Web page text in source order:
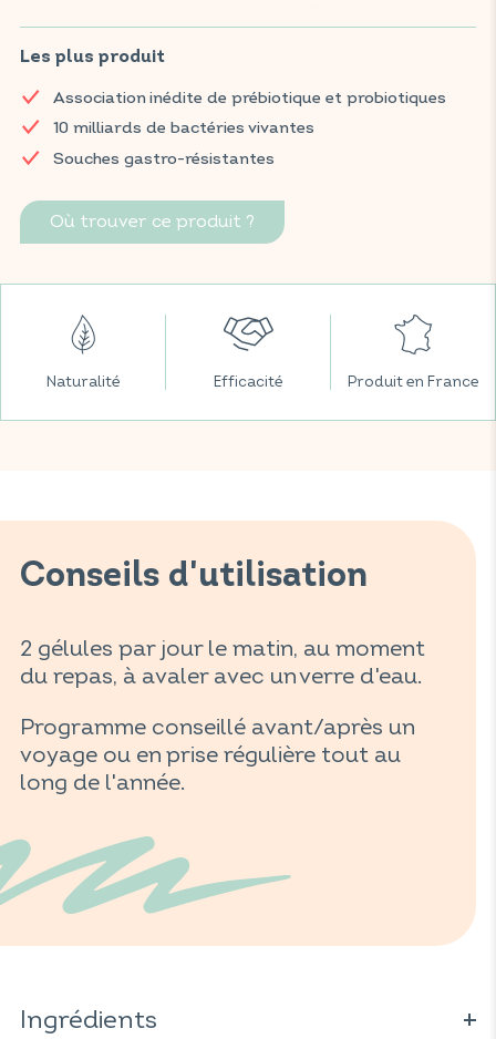
bactéries vivantes issues de 5 souches probiotiques et en
prébiotique dérivé de chicorée, aide à assurer un équilibre
combiner ces deux familles de biotiques pour une efficacité
optimisée.
Retrouvez vos produits VITAVEA BIEN-ÊTRE dans toutes vos
Les plus produit
Association inédite de prébiotique et probiotiques
10 milliards de bactéries vivantes
Souches gastro-résistantes
Où trouver ce produit ?
Naturalité Efficacité Produit en France
Conseils d'utilisation
2 gélules par jour le matin, au moment
du repas, à avaler avec un verre d'eau.
Programme conseillé avant/après un
voyage ou en prise régulière tout au
long de l'année.
Ingrédients